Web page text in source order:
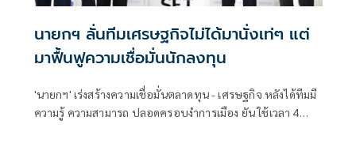
นายกฯ ลั่นทีมเศรษฐกิจไม่ได้มานั่งเท่ๆ แต่
มาฟื้นฟูความเชื่อมั่นนักลงทุน
'นายกฯ' เร่งสร้างความเชื่อมั่นตลาดทุน - เศรษฐกิจ หลังได้ทีมมี
ความรู้ ความสามารถ ปลอดครอบงำการเมือง ยัน ใช้เวลา 4